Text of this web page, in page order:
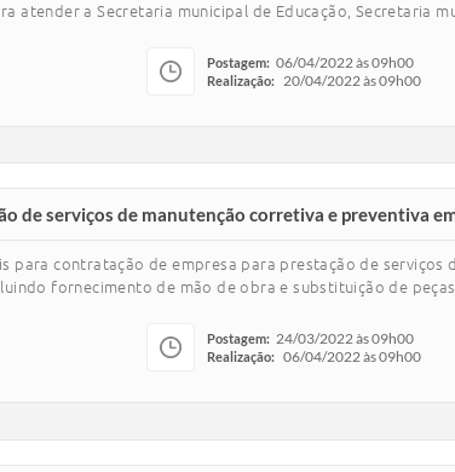
atender a Secretaria municipal de Educação, Secretaria
Postagem: 06/04/2022 às 09h00
Realização: 20/04/2022 às 09h00
de serviços de manutenção corretiva e preventiva
para contratação de empresa para prestação de
fornecimento de mão de obra e substituição de peças.
Postagem: 24/03/2022 às 09h00
Realização: 06/04/2022 às 09h00